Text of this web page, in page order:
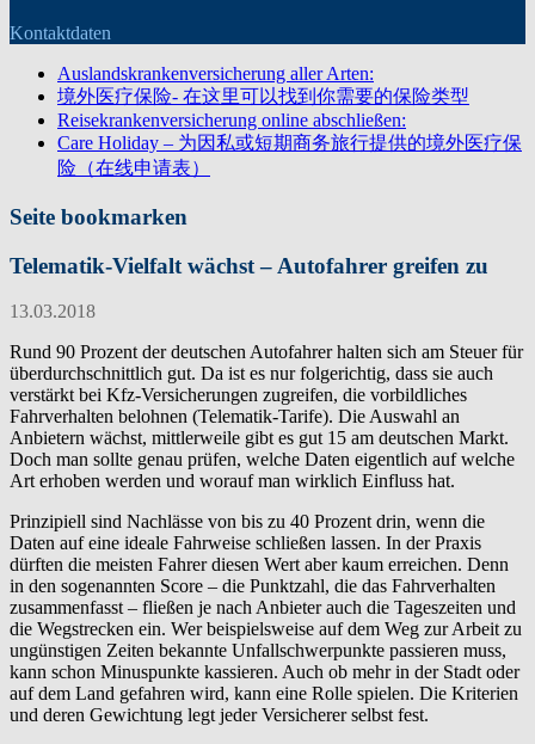
Kontaktdaten
Auslandskrankenversicherung aller Arten:
境外医疗保险- 在这里可以找到你需要的保险类型
Reisekrankenversicherung online abschließen:
Care Holiday – 为因私或短期商务旅行提供的境外医疗保
险（在线申请表）
Seite bookmarken
Telematik-Vielfalt wächst – Autofahrer greifen zu
13.03.2018
Rund 90 Prozent der deutschen Autofahrer halten sich am Steuer für
überdurchschnittlich gut. Da ist es nur folgerichtig, dass sie auch
verstärkt bei Kfz-Versicherungen zugreifen, die vorbildliches
Fahrverhalten belohnen (Telematik-Tarife). Die Auswahl an
Anbietern wächst, mittlerweile gibt es gut 15 am deutschen Markt.
Doch man sollte genau prüfen, welche Daten eigentlich auf welche
Art erhoben werden und worauf man wirklich Einfluss hat.
Prinzipiell sind Nachlässe von bis zu 40 Prozent drin, wenn die
Daten auf eine ideale Fahrweise schließen lassen. In der Praxis
dürften die meisten Fahrer diesen Wert aber kaum erreichen. Denn
in den sogenannten Score – die Punktzahl, die das Fahrverhalten
zusammenfasst – fließen je nach Anbieter auch die Tageszeiten und
die Wegstrecken ein. Wer beispielsweise auf dem Weg zur Arbeit zu
ungünstigen Zeiten bekannte Unfallschwerpunkte passieren muss,
kann schon Minuspunkte kassieren. Auch ob mehr in der Stadt oder
auf dem Land gefahren wird, kann eine Rolle spielen. Die Kriterien
und deren Gewichtung legt jeder Versicherer selbst fest.